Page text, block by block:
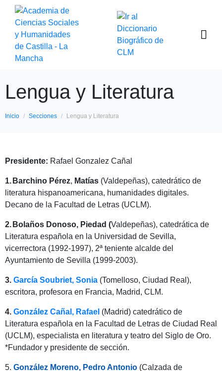
Lengua y Literatura
Inicio Secciones Lengua y Literatura
Presidente: Rafael Gonzalez Cañal
1. Barchino Pérez, Matías (Valdepeñas), catedrático de
literatura hispanoamericana, humanidades digitales.
Decano de la Facultad de Letras (UCLM).
2. Bolaños Donoso, Piedad (Valdepeñas), catedrática de
Literatura española en la Universidad de Sevilla,
vicerrectora (1992-1997), 2ª teniente alcalde del
Ayuntamiento de Sevilla (1999-2003).
3. García Soubriet, Sonia (Tomelloso, Ciudad Real),
escritora, profesora en Francia, Madrid, CLM.
4. González Cañal, Rafael (Madrid) catedrático de
Literatura española en la Facultad de Letras de Ciudad Real
(UCLM), especialista en literatura y teatro del Siglo de Oro.
*Fundador y presidente de sección.
5. González Moreno, Pedro Antonio (Calzada de